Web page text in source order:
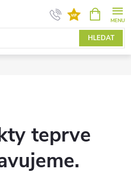
HLEDAT
NÁKUPNÍ
KOŠÍK
teprve